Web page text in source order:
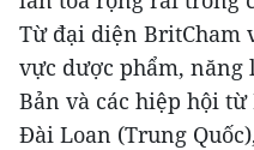
Từ đại diện BritCham
vực dược phẩm, năng
Bản và các hiệp hội
Đài Loan (Trung